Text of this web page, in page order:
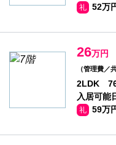
礼 52万
26万円
（管理費／
2LDK
入居可能
礼 59万